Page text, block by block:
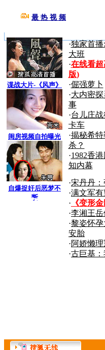
最 热 视 频
谍战大片-《风声》
闺房视频自拍曝光
自爆捉奸后恶梦不
断
·独家首播
大班
·在线看
版)
·倔强萝卜
·大内密
事
·台儿庄
卡车
·揭秘希
杀？
·1982香
知内幕
·宋丹丹
·满文军
· 《变形
·李湘王
·黎姿怀
安胎
·阿娇懒
·古巨基
搜狐